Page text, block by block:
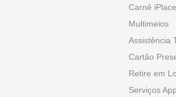
Carnê iPlace
Multimeios
Assistência
Cartão
Retire em
Serviços